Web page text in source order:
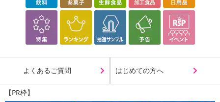
よくあるご質問 はじめての方へ
【PR枠】